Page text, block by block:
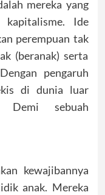
mereka yang
Ide
perempuan tak
(beranak) serta
pengaruh
di dunia luar
Demi sebuah
kewajibannya
anak. Mereka